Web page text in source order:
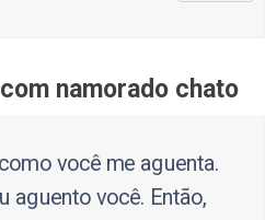
namorado chato
você me aguenta.
aguento você. Então,